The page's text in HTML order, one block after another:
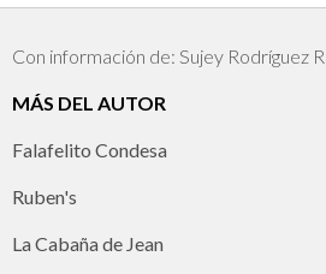
Con información de: Sujey Rodríguez
MÁS DEL AUTOR
Falafelito Condesa
Ruben's
La Cabaña de Jean